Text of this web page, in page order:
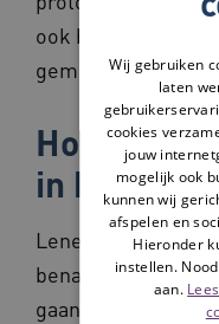
ook bevorderd door
gemeente
Hoe heb
in het
Lene Kleuver: “Ik
benaderd met het
gaan geven. Ik heb
Wij gebruiken
laten
cookies
jouw
mogelijk ook
kunnen wij
afspelen en
Hieronder
instellen.
aan.